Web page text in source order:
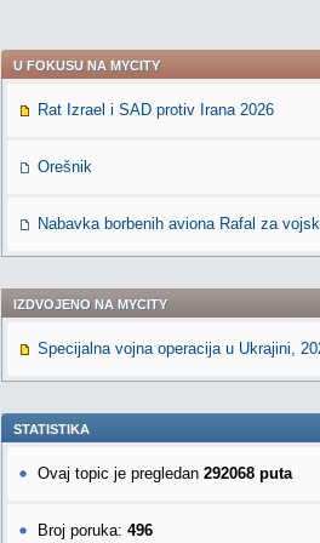
U FOKUSU NA MYCITY
Rat Izrael i SAD protiv Irana 2026
Orešnik
Nabavka borbenih aviona Rafal za
IZDVOJENO NA MYCITY
Specijalna vojna operacija u Ukrajini,
STATISTIKA
Ovaj topic je pregledan 292068 puta
Broj poruka: 496